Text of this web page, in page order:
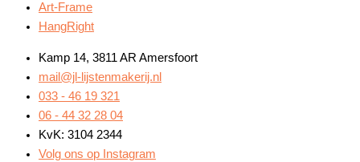
Art-Frame
HangRight
Kamp 14, 3811 AR Amersfoort
mail@jl-lijstenmakerij.nl
033 - 46 19 321
06 - 44 32 28 04
KvK: 3104 2344
Volg ons op Instagram